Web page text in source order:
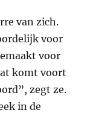
van zich.
voor
voor
komt voort
zegt ze.
in de